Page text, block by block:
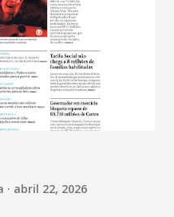
abril 22, 2026